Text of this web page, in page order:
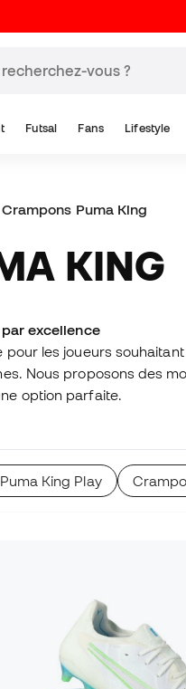
Futsal Fans Lifestyle
Crampons Puma King
KING
excellence
les joueurs
Nous proposons des
option parfaite.
King Play